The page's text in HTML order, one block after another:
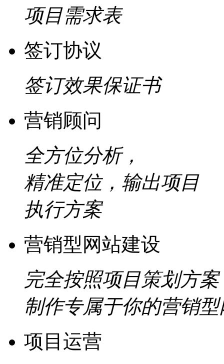
项目需求表
签订协议
签订效果保证书
营销顾问
全方位分析，
精准定位，输出项目
执行方案
营销型网站建设
完全按照项目策划方案
制作专属于你的营销
项目运营